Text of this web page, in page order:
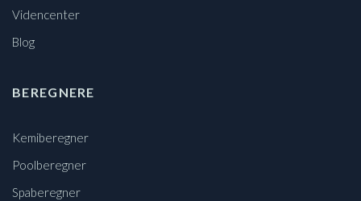
Videncenter
Blog
BEREGNERE
Kemiberegner
Poolberegner
Spaberegner